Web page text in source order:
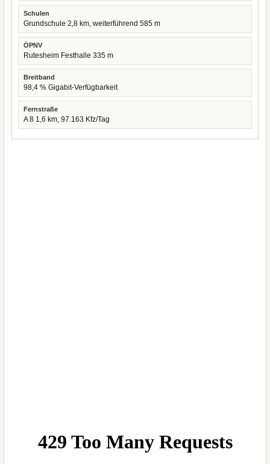
Schulen
Grundschule 2,8 km, weiterführend 585 m
ÖPNV
Rutesheim Festhalle 335 m
Breitband
98,4 % Gigabit-Verfügbarkeit
Fernstraße
A 8 1,6 km, 97.163 Kfz/Tag